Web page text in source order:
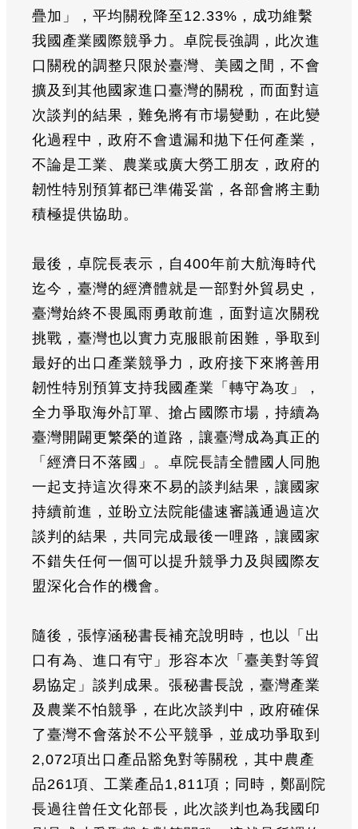
疊加」，平均關稅降至12.33%，成功維繫
我國產業國際競爭力。卓院長強調，此次進
口關稅的調整只限於臺灣、美國之間，不會
擴及到其他國家進口臺灣的關稅，而面對這
次談判的結果，難免將有市場變動，在此變
化過程中，政府不會遺漏和拋下任何產業，
不論是工業、農業或廣大勞工朋友，政府的
韌性特別預算都已準備妥當，各部會將主動
積極提供協助。
最後，卓院長表示，自400年前大航海時代
迄今，臺灣的經濟體就是一部對外貿易史，
臺灣始終不畏風雨勇敢前進，面對這次關稅
挑戰，臺灣也以實力克服眼前困難，爭取到
最好的出口產業競爭力，政府接下來將善用
韌性特別預算支持我國產業「轉守為攻」，
全力爭取海外訂單、搶占國際市場，持續為
臺灣開闢更繁榮的道路，讓臺灣成為真正的
「經濟日不落國」。卓院長請全體國人同胞
一起支持這次得來不易的談判結果，讓國家
持續前進，並盼立法院能儘速審議通過這次
談判的結果，共同完成最後一哩路，讓國家
不錯失任何一個可以提升競爭力及與國際友
盟深化合作的機會。
隨後，張惇涵秘書長補充說明時，也以「出
口有為、進口有守」形容本次「臺美對等貿
易協定」談判成果。張秘書長說，臺灣產業
及農業不怕競爭，在此次談判中，政府確保
了臺灣不會落於不公平競爭，並成功爭取到
2,072項出口產品豁免對等關稅，其中農產
品261項、工業產品1,811項；同時，鄭副院
長過往曾任文化部長，此次談判也為我國印